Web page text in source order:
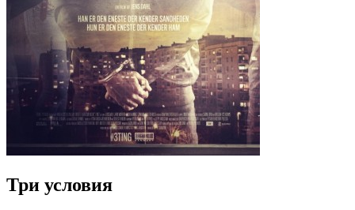
Три условия